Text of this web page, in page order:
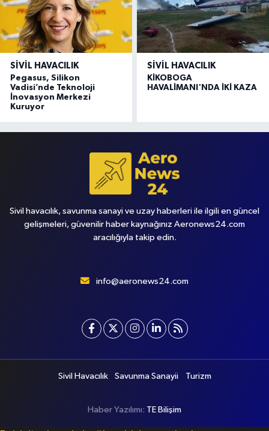
SIVIL HAVACILIK
Pegasus, Silikon
Vadisi’nde Teknoloji
İnovasyon Merkezi
Kuruyor
SIVIL HAVACILIK
KİKOBOGA
HAVALİMANI'NDA İKİ KAZA
Sivil havacılık, savunma sanayi ve uzay haberleri ile ilgili en güncel
gelişmeleri, güvenilir haber kaynağınız Aeronews24.com
aracılığıyla takip edin.
info@aeronews24.com
Sivil Havacılık Savunma Sanayii Turizm
Haber Yazılımı: TE Bilişim